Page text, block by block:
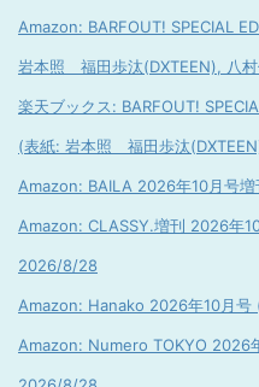
Amazon: BARFOUT! SPECIAL
岩本照 福田歩汰(DXTEEN), 八
楽天ブックス: BARFOUT!
(表紙: 岩本照 福田歩汰
Amazon: BAILA 2026年10月号
Amazon: CLASSY.増刊 2026年
2026/8/28
Amazon: Hanako 2026年10月
Amazon: Numero TOKYO 2026